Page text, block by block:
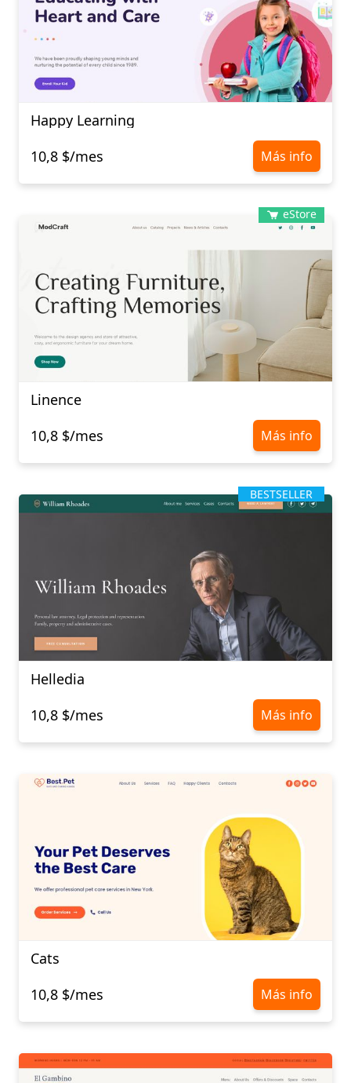
Happy Learning
10,8 $/mes
Más info
eStore
Linence
10,8 $/mes
Más info
BESTSELLER
Helledia
10,8 $/mes
Más info
Cats
10,8 $/mes
Más info